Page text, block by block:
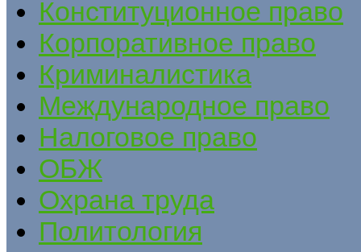
Конституционное право
Корпоративное право
Криминалистика
Международное право
Налоговое право
ОБЖ
Охрана труда
Политология